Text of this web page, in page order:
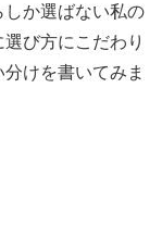
か選ばない私の
び方にこだわり
けを書いてみま